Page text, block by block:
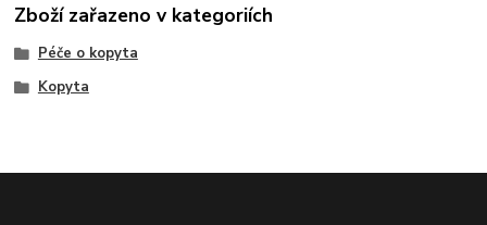
Zboží zařazeno v kategoriích
Péče o kopyta
Kopyta